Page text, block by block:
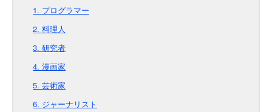
1. プログラマー
2. 料理人
3. 研究者
4. 漫画家
5. 芸術家
6. ジャーナリスト